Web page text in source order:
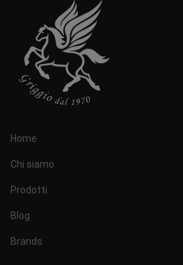
Home
Chi siamo
Prodotti
Blog
Brands